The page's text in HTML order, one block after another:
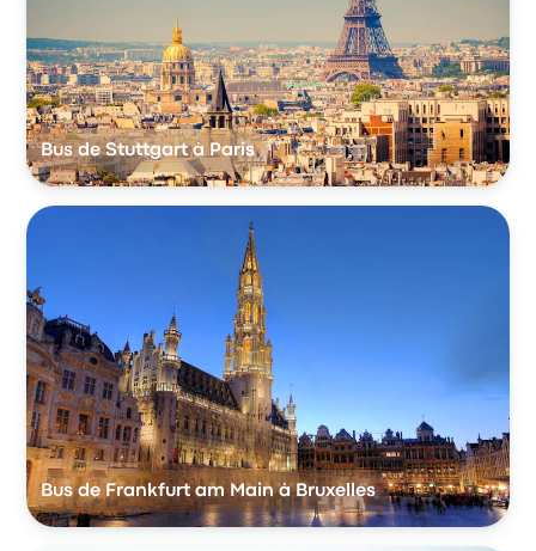
Bus de Stuttgart à Paris
Bus de Frankfurt am Main à Bruxelles